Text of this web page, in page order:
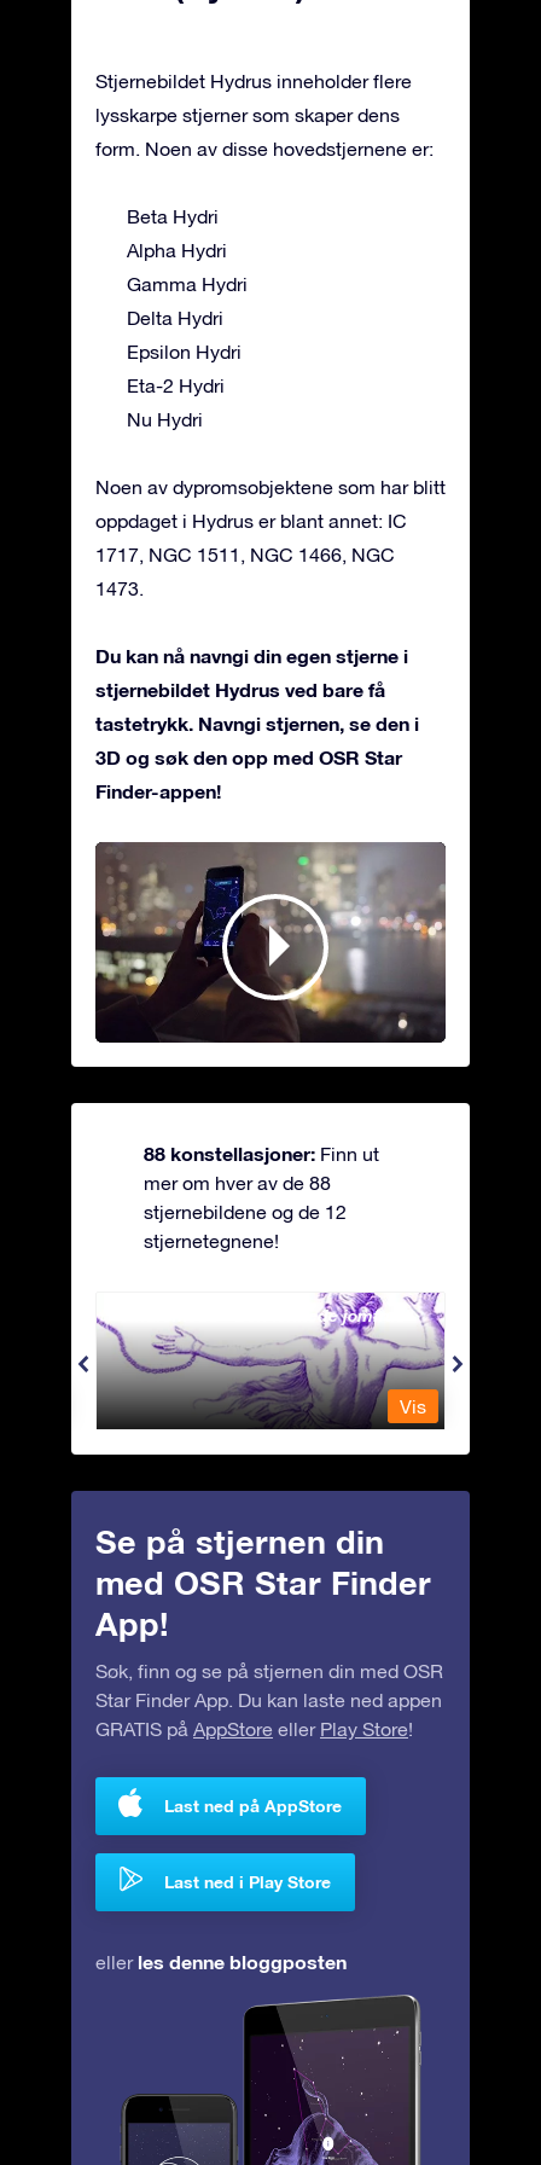
Stjernebildet Hydrus inneholder flere
lysskarpe stjerner som skaper dens
form. Noen av disse hovedstjernene er:
Beta Hydri
Alpha Hydri
Gamma Hydri
Delta Hydri
Epsilon Hydri
Eta-2 Hydri
Nu Hydri
Noen av dypromsobjektene som har blitt
oppdaget i Hydrus er blant annet: IC
1717, NGC 1511, NGC 1466, NGC
1473.
Du kan nå navngi din egen stjerne i
stjernebildet Hydrus ved bare få
tastetrykk. Navngi stjernen, se den i
3D og søk den opp med OSR Star
Finder-appen!
88 konstellasjoner: Finn ut
mer om hver av de 88
stjernebildene og de 12
stjernetegnene!
Andromeda - Den lenkede jomfrua
Vis
Se på stjernen din
med OSR Star Finder
App!
Søk, finn og se på stjernen din med OSR
Star Finder App. Du kan laste ned appen
GRATIS på AppStore eller Play Store!
Last ned på AppStore
Last ned i Play Store
eller les denne bloggposten